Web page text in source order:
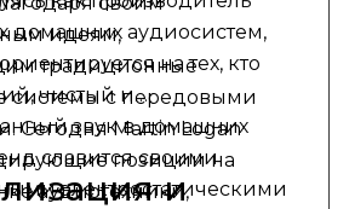
идеям,
традиционные
системы с передовыми
Сегодня Martin Logan
позиции на
аудиотехники,
домашних аудиосистем,
на тех, кто
чистый и
звук в домашних
славится своими
электростатическими
и